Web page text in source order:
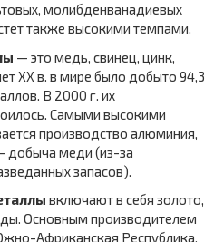
молибденванадиевых
также высокими темпами.
— это медь, свинец, цинк,
XX в. в мире было добыто 94,3
В 2000 г. их
Самыми высокими
производство алюминия,
добыча меди (из-за
запасов).
включают в себя золото,
Основным производителем
Африканская Республика.